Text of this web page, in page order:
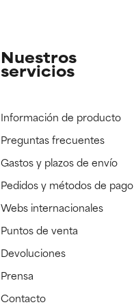
Nuestros
servicios
Información de producto
Preguntas frecuentes
Gastos y plazos de envío
Pedidos y métodos de pago
Webs internacionales
Puntos de venta
Devoluciones
Prensa
Contacto